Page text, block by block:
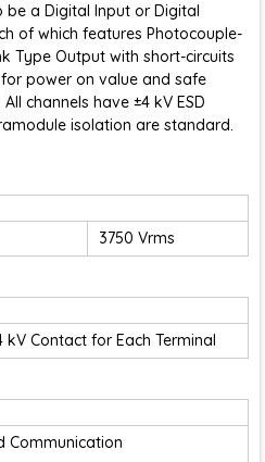
be a Digital Input or Digital
of which features Photocouple-
Type Output with short-circuits
power on value and safe
channels have ±4 kV ESD
isolation are standard.
3750 Vrms
kV Contact for Each Terminal
Communication